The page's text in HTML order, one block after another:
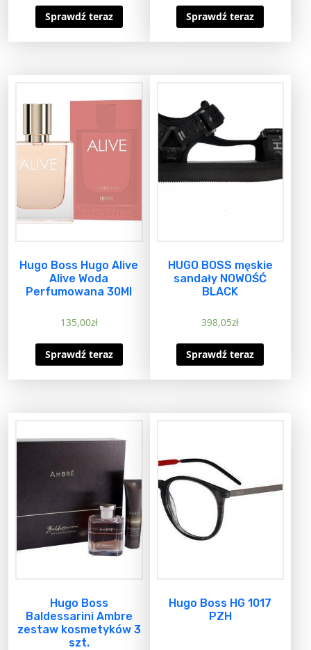
Sprawdź teraz Sprawdź teraz
Hugo Boss Hugo Alive
Alive Woda
Perfumowana 30Ml
135,00zł
Sprawdź teraz
HUGO BOSS męskie
sandały NOWOŚĆ
BLACK
398,05zł
Sprawdź teraz
Hugo Boss
Baldessarini Ambre
zestaw kosmetyków 3
szt.
Hugo Boss HG 1017
PZH